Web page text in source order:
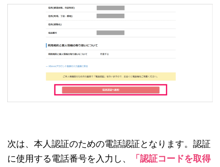
次は、本人認証のための電話認証となります。認証
に使用する電話番号を入力し、
「認証コードを取得